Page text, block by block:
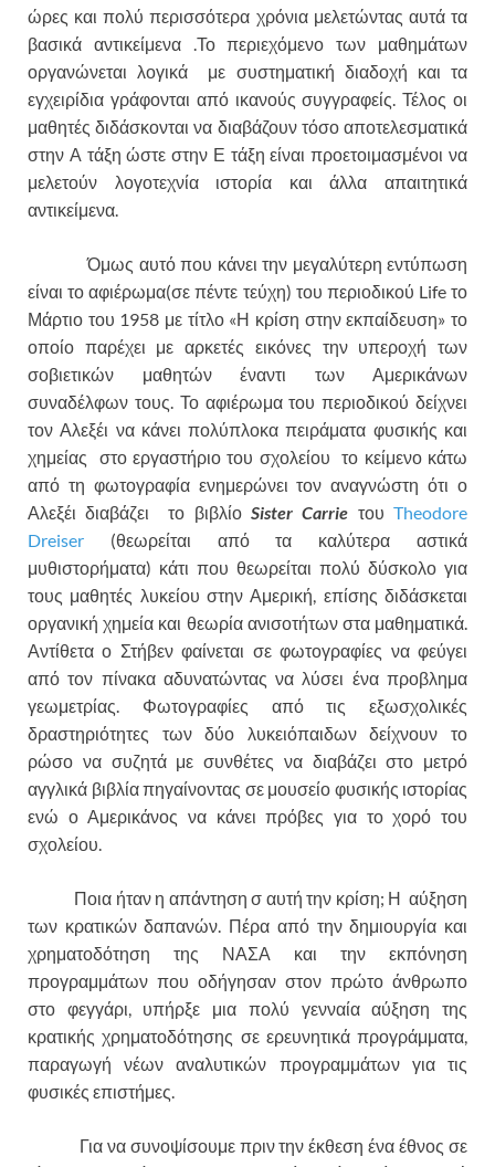
ώρες και πολύ περισσότερα χρόνια μελετώντας αυτά τα
βασικά αντικείμενα .Το περιεχόμενο των μαθημάτων
οργανώνεται λογικά με συστηματική διαδοχή και τα
εγχειρίδια γράφονται από ικανούς συγγραφείς. Τέλος οι
μαθητές διδάσκονται να διαβάζουν τόσο αποτελεσματικά
στην Α τάξη ώστε στην Ε τάξη είναι προετοιμασμένοι να
μελετούν λογοτεχνία ιστορία και άλλα απαιτητικά
αντικείμενα.
Όμως αυτό που κάνει την μεγαλύτερη εντύπωση
είναι το αφιέρωμα(σε πέντε τεύχη) του περιοδικού Life το
Μάρτιο του 1958 με τίτλο «Η κρίση στην εκπαίδευση» το
οποίο παρέχει με αρκετές εικόνες την υπεροχή των
σοβιετικών μαθητών έναντι των Αμερικάνων
συναδέλφων τους. Το αφιέρωμα του περιοδικού δείχνει
τον Αλεξέι να κάνει πολύπλοκα πειράματα φυσικής και
χημείας στο εργαστήριο του σχολείου το κείμενο κάτω
από τη φωτογραφία ενημερώνει τον αναγνώστη ότι ο
Αλεξέι διαβάζει το βιβλίο Sister Carrie του Theodore
Dreiser (θεωρείται από τα καλύτερα αστικά
μυθιστορήματα) κάτι που θεωρείται πολύ δύσκολο για
τους μαθητές λυκείου στην Αμερική, επίσης διδάσκεται
οργανική χημεία και θεωρία ανισοτήτων στα μαθηματικά.
Αντίθετα ο Στήβεν φαίνεται σε φωτογραφίες να φεύγει
από τον πίνακα αδυνατώντας να λύσει ένα προβλημα
γεωμετρίας. Φωτογραφίες από τις εξωσχολικές
δραστηριότητες των δύο λυκειόπαιδων δείχνουν το
ρώσο να συζητά με συνθέτες να διαβάζει στο μετρό
αγγλικά βιβλία πηγαίνοντας σε μουσείο φυσικής ιστορίας
ενώ ο Αμερικάνος να κάνει πρόβες για το χορό του
σχολείου.
Ποια ήταν η απάντηση σ αυτή την κρίση; Η αύξηση
των κρατικών δαπανών. Πέρα από την δημιουργία και
χρηματοδότηση της ΝΑΣΑ και την εκπόνηση
προγραμμάτων που οδήγησαν στον πρώτο άνθρωπο
στο φεγγάρι, υπήρξε μια πολύ γενναία αύξηση της
κρατικής χρηματοδότησης σε ερευνητικά προγράμματα,
παραγωγή νέων αναλυτικών προγραμμάτων για τις
φυσικές επιστήμες.
Για να συνοψίσουμε πριν την έκθεση ένα έθνος σε